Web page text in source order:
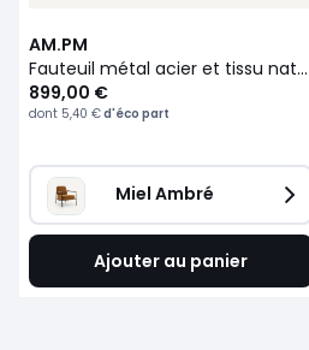
AM.PM
Fauteuil métal acier et tissu natté chiné, Abraxas
899,00 €
dont 5,40 €d'éco part
Miel Ambré
Ajouter au panier